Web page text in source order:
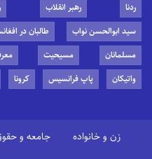
ردنا
رهبر انقلاب
سید ابوالحسن نواب
طالبان در
مسلمانان
مسیحیت
واتیکان
پاپ فرانسیس کرونا
زن و خانواده جامعه و